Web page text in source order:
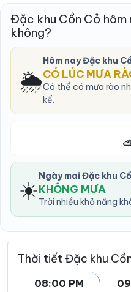
Đặc khu Cồn Cỏ hôm
không?
🌦️
Hôm nay Đặc khu
CÓ LÚC MƯA
Có thể có mưa rào
kể.
☀️ Ngày mai Đặc khu
KHÔNG MƯA
Trời nhiều khả năng
Thời tiết Đặc khu
08:00 PM